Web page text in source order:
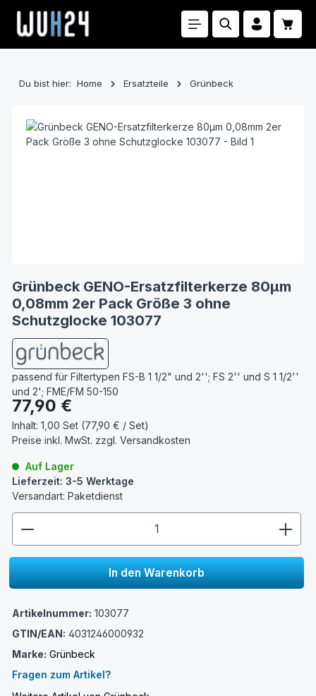
Zum Hauptinhalt springen
Du bist hier: Home Ersatzteile Grünbeck
Grünbeck GENO-Ersatzfilterkerze 80µm
0,08mm 2er Pack Größe 3 ohne
Schutzglocke 103077
passend für Filtertypen FS-B 1 1/2" und 2''; FS 2'' und S 1 1/2''
und 2'; FME/FM 50-150
Regulärer Preis:
77,90 €
Inhalt: 1,00 Set (77,90 € / Set)
Preise inkl. MwSt. zzgl. Versandkosten
Auf Lager
Lieferzeit: 3-5 Werktage
Versandart: Paketdienst
In den Warenkorb
Artikelnummer: 103077
GTIN/EAN: 4031246000932
Marke: Grünbeck
Fragen zum Artikel?